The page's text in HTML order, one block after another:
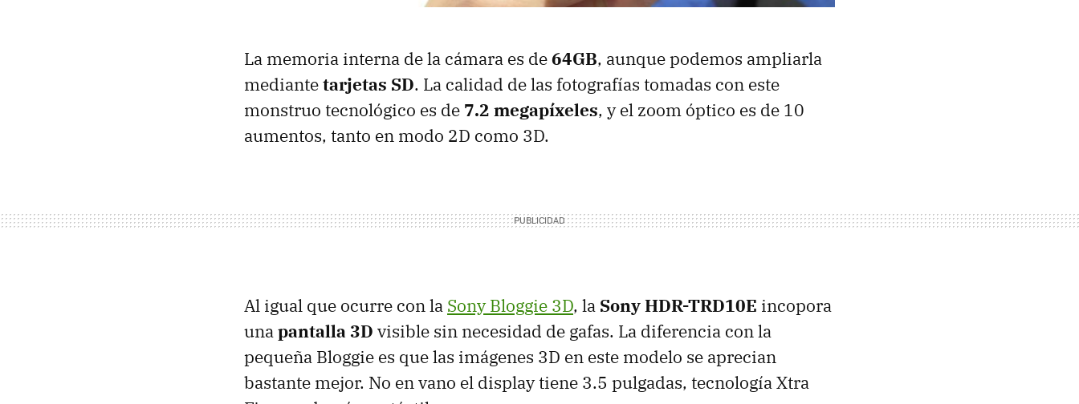
La memoria interna de la cámara es de64GB, aunque podemos ampliarla
mediantetarjetas SD. La calidad de las fotografías tomadas con este
monstruo tecnológico es de 7.2 megapíxeles, y el zoom óptico es de 10
aumentos, tanto en modo 2D como 3D.
Al igual que ocurre con la Sony Bloggie 3D, la Sony HDR-TRD10E incopora
una pantalla 3D visible sin necesidad de gafas. La diferencia con la
pequeña Bloggie es que las imágenes 3D en este modelo se aprecian
bastante mejor. No en vano el display tiene 3.5 pulgadas, tecnología Xtra